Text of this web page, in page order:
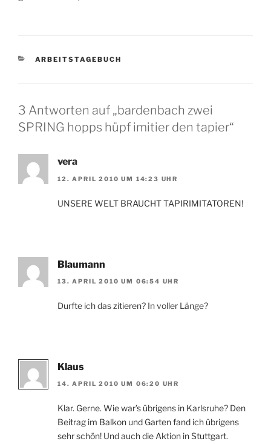
KATEGORIEN
ARBEITSTAGEBUCH
3 Antworten auf „bardenbach zwei
SPRING hopps hüpf imitier den tapier“
vera
12. APRIL 2010 UM 14:23 UHR
UNSERE WELT BRAUCHT TAPIRIMITATOREN!
Blaumann
13. APRIL 2010 UM 06:54 UHR
Durfte ich das zitieren? In voller Länge?
Klaus
14. APRIL 2010 UM 06:20 UHR
Klar. Gerne. Wie war’s übrigens in Karlsruhe? Den
Beitrag im Balkon und Garten fand ich übrigens
sehr schön! Und auch die Aktion in Stuttgart.